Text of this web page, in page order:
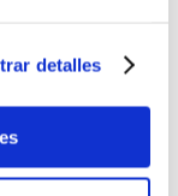
detalles